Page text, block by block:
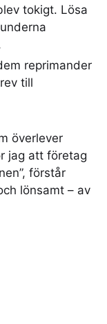
tokigt. Lösa
reprimander
till
överlever
jag att företag
förstår
lönsamt – av